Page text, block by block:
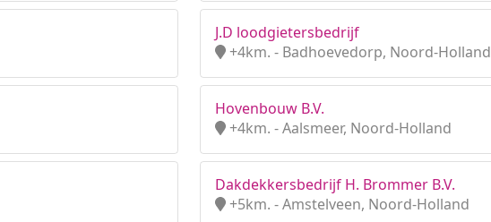
J.D loodgietersbedrijf
+4km. - Badhoevedorp, Noord-Holland
Hovenbouw B.V.
+4km. - Aalsmeer, Noord-Holland
Dakdekkersbedrijf H. Brommer B.V.
+5km. - Amstelveen, Noord-Holland